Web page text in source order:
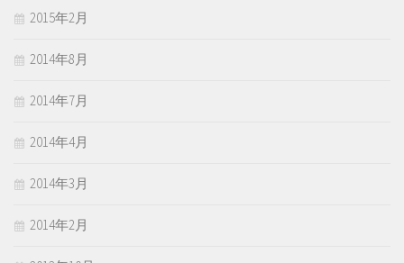
2015年2月
2014年8月
2014年7月
2014年4月
2014年3月
2014年2月